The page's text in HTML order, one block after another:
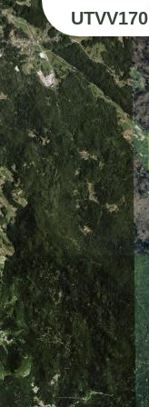
UTVV170